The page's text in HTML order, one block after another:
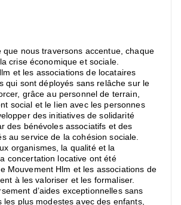
que nous traversons accentue, chaque
crise économique et sociale.
et les associations de locataires
qui sont déployés sans relâche sur le
grâce au personnel de terrain,
social et le lien avec les personnes
des initiatives de solidarité
des bénévoles associatifs et des
au service de la cohésion sociale.
organismes, la qualité et la
concertation locative ont été
Mouvement Hlm et les associations de
à les valoriser et les formaliser.
d’aides exceptionnelles sans
les plus modestes avec des enfants,